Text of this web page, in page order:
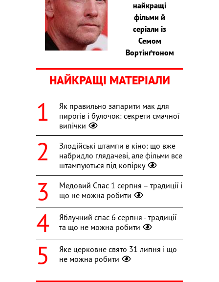
найкращі
фільми й
серіали із
Семом
Вортінґтоном
НАЙКРАЩІ МАТЕРІАЛИ
Як правильно запарити мак для
пирогів і булочок: секрети смачної
випічки
Злодійські штампи в кіно: що вже
набридло глядачеві, але фільми все
штампуються під копірку
Медовий Спас 1 серпня – традиції і
що не можна робити
Яблучний спас 6 серпня - традиції
та що не можна робити
Яке церковне свято 31 липня і що
не можна робити